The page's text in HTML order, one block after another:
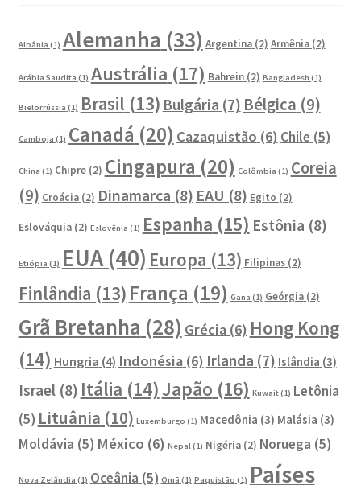
Albânia (1) Alemanha (33) Argentina(2) Armênia(2)
Arábia Saudita (1) Austrália (17) Bahrein(2) Bangladesh (1)
Bielorrússia (1) Brasil (13) Bulgária (7) Bélgica (9)
Camboja (1) Canadá (20) Cazaquistão (6) Chile (5)
China (1) Chipre(2) Cingapura (20) Colômbia (1) Coreia
(9) Croácia(2) Dinamarca (8) EAU (8) Egito (2)
Eslováquia(2) Eslovênia (1) Espanha (15) Estônia (8)
Etiópia (1) EUA(40) Europa (13) Filipinas(2)
Finlândia (13) França (19) Gana (1) Geórgia(2)
Grã Bretanha (28) Grécia(6) Hong Kong
(14) Hungria (4) Indonésia(6) Irlanda (7) Islândia (3)
Israel(8) Itália (14)Japão (16) Kuwait(1) Letônia
(5) Lituânia (10) Luxemburgo (1) Macedônia (3) Malásia (3)
Moldávia (5) México (6) Nepal(1) Nigéria(2) Noruega (5)
Nova Zelândia (1) Oceânia (5) Omã (1) Paquistão (1) Países